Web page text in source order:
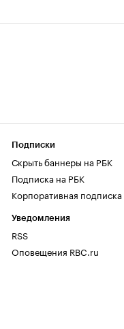
Подписки
Скрыть баннеры на РБК
Подписка на РБК
Корпоративная подписка
Уведомления
RSS
Оповещения RBC.ru